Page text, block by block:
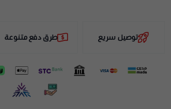
توصيل سريع طرق دفع متنوعة